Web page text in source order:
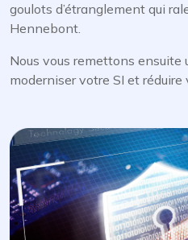
goulots d’étranglement qui
Hennebont.
Nous vous remettons ensuite
moderniser votre SI et